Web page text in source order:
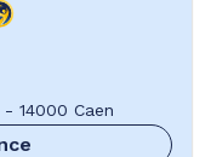
- 14000 Caen